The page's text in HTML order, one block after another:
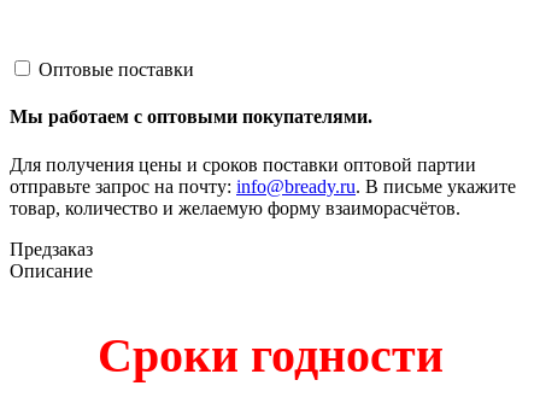
Оптовые поставки
Мы работаем с оптовыми покупателями.
Для получения цены и сроков поставки оптовой партии
отправьте запрос на почту: info@bready.ru. В письме укажите
товар, количество и желаемую форму взаиморасчётов.
Предзаказ
Описание
Сроки годности